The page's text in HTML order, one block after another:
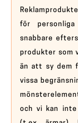
för
snabbare
produkter som
än att sy dem
vissa
och vi kan